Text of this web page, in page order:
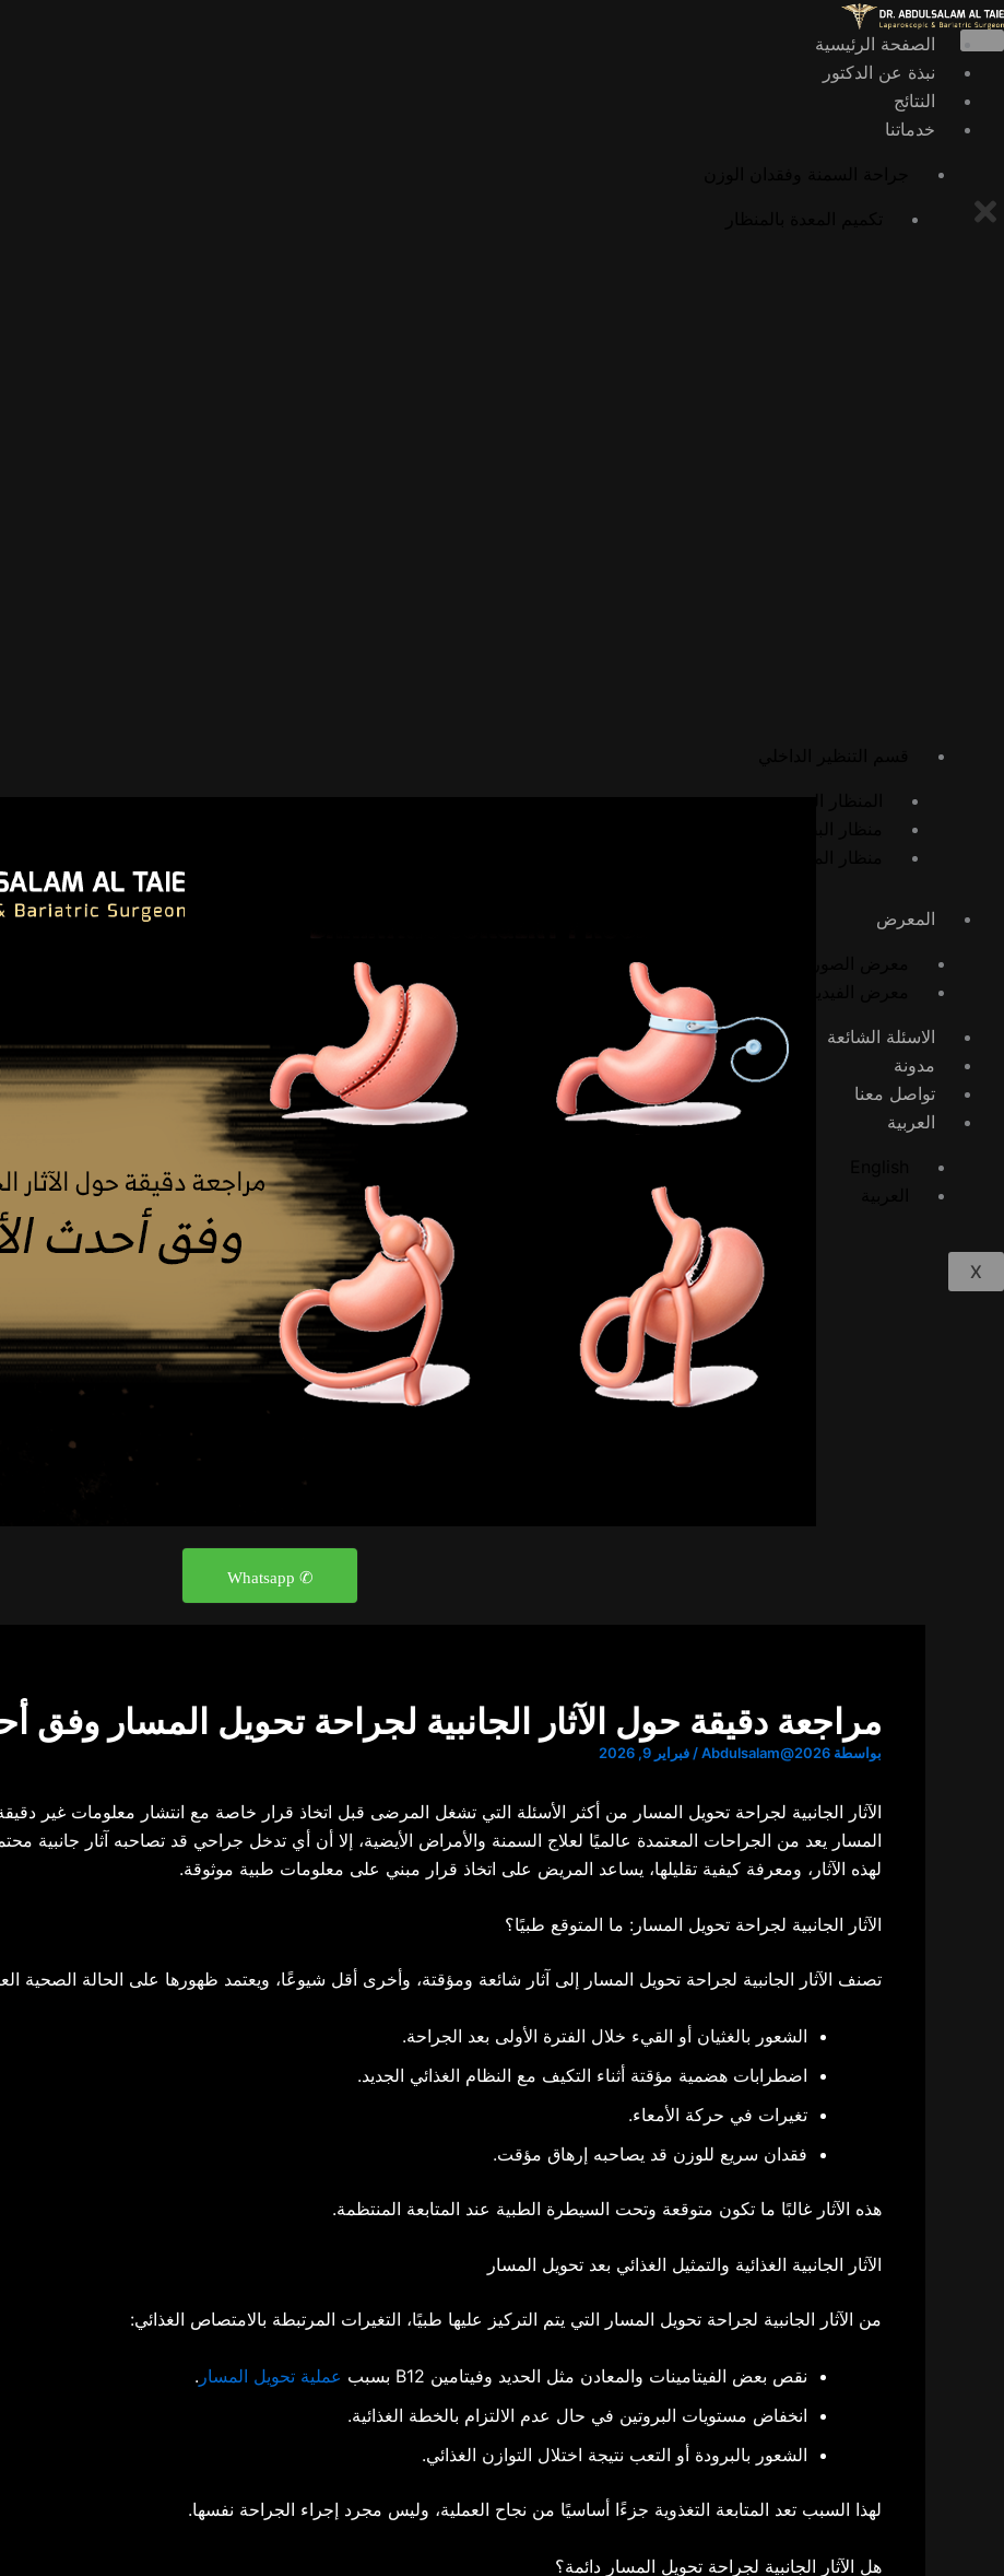
تخطي
المحتوى
الصفحة الرئيسية
نبذة عن الدكتور
النتائج
خدماتنا
المعرض
الاسئلة الشائعة
مدونة
تواصل معنا
العربية
X
✆ Whatsapp
مراجعة دقيقة حول الآثار الجانبية لجراحة تحويل المسار وفق
بواسطة Abdulsalam@2026
/ فبراير 9, 2026
الآثار الجانبية لجراحة تحويل المسار من أكثر الأسئلة التي تشغل المرضى قبل اتخاذ قرار خاصة مع انتشار معلومات غير
المسار يعد من الجراحات المعتمدة عالميًا لعلاج السمنة والأمراض الأيضية، إلا أن أي تدخل جراحي قد تصاحبه آثار جانبية
لهذه الآثار، ومعرفة كيفية تقليلها، يساعد المريض على اتخاذ قرار مبني على معلومات طبية موثوقة.
الآثار الجانبية لجراحة تحويل المسار: ما المتوقع طبيًا؟
تصنف الآثار الجانبية لجراحة تحويل المسار إلى آثار شائعة ومؤقتة، وأخرى أقل شيوعًا، ويعتمد ظهورها على الحالة الصحية
الشعور بالغثيان أو القيء خلال الفترة الأولى بعد الجراحة.
اضطرابات هضمية مؤقتة أثناء التكيف مع النظام الغذائي الجديد.
تغيرات في حركة الأمعاء.
فقدان سريع للوزن قد يصاحبه إرهاق مؤقت.
هذه الآثار غالبًا ما تكون متوقعة وتحت السيطرة الطبية عند المتابعة المنتظمة.
الآثار الجانبية الغذائية والتمثيل الغذائي بعد تحويل المسار
من الآثار الجانبية لجراحة تحويل المسار التي يتم التركيز عليها طبيًا، التغيرات المرتبطة بالامتصاص الغذائي:
نقص بعض الفيتامينات والمعادن مثل الحديد وفيتامين B12 بسبب عملية تحويل المسار .
انخفاض مستويات البروتين في حال عدم الالتزام بالخطة الغذائية.
الشعور بالبرودة أو التعب نتيجة اختلال التوازن الغذائي.
لهذا السبب تعد المتابعة التغذوية جزءًا أساسيًا من نجاح العملية، وليس مجرد إجراء الجراحة نفسها.
هل الآثار الجانبية لجراحة تحويل المسار دائمة؟